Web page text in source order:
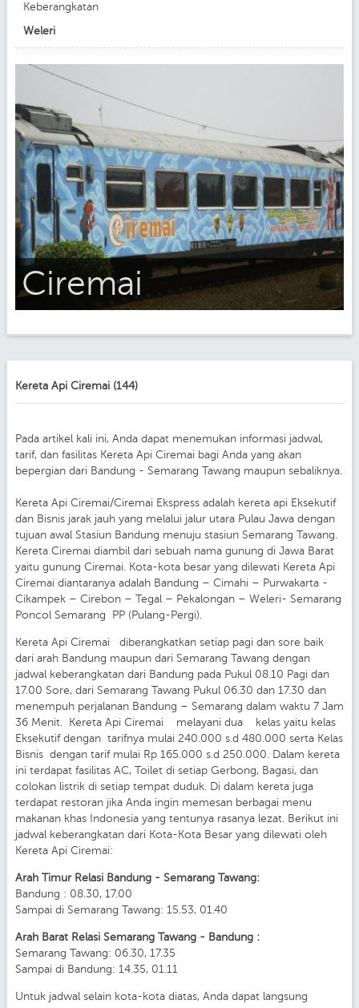
Keberangkatan
Weleri
Ciremai
Kereta Api Ciremai (144)
Pada artikel kali ini, Anda dapat menemukan informasi jadwal,
tarif, dan fasilitas Kereta Api Ciremai bagi Anda yang akan
bepergian dari Bandung - Semarang Tawang maupun sebaliknya.
Kereta Api Ciremai/Ciremai Ekspress adalah kereta api Eksekutif
dan Bisnis jarak jauh yang melalui jalur utara Pulau Jawa dengan
tujuan awal Stasiun Bandung menuju stasiun Semarang Tawang.
Kereta Ciremai diambil dari sebuah nama gunung di Jawa Barat
yaitu gunung Ciremai. Kota-kota besar yang dilewati Kereta Api
Ciremai diantaranya adalah Bandung – Cimahi – Purwakarta -
Cikampek – Cirebon – Tegal – Pekalongan – Weleri- Semarang
Poncol Semarang PP (Pulang-Pergi).
Kereta Api Ciremai diberangkatkan setiap pagi dan sore baik
dari arah Bandung maupun dari Semarang Tawang dengan
jadwal keberangkatan dari Bandung pada Pukul 08.10 Pagi dan
17.00 Sore, dari Semarang Tawang Pukul 06.30 dan 17.30 dan
menempuh perjalanan Bandung – Semarang dalam waktu 7 Jam
36 Menit. Kereta Api Ciremai melayani dua kelas yaitu kelas
Eksekutif dengan tarifnya mulai 240.000 s.d 480.000 serta Kelas
Bisnis dengan tarif mulai Rp 165.000 s.d 250.000. Dalam kereta
ini terdapat fasilitas AC, Toilet di setiap Gerbong, Bagasi, dan
colokan listrik di setiap tempat duduk. Di dalam kereta juga
terdapat restoran jika Anda ingin memesan berbagai menu
makanan khas Indonesia yang tentunya rasanya lezat. Berikut ini
jadwal keberangkatan dari Kota-Kota Besar yang dilewati oleh
Kereta Api Ciremai:
Arah Timur Relasi Bandung - Semarang Tawang:
Bandung : 08.30, 17.00
Sampai di Semarang Tawang: 15.53, 01.40
Arah Barat Relasi Semarang Tawang - Bandung :
Semarang Tawang: 06.30, 17.35
Sampai di Bandung: 14.35, 01.11
Untuk jadwal selain kota-kota diatas, Anda dapat langsung